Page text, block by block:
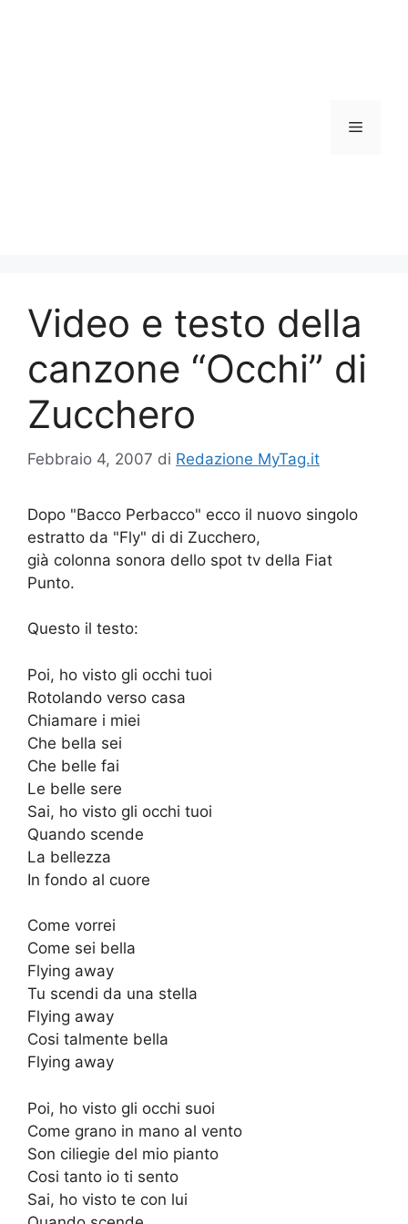
Menu
Video e testo della
canzone “Occhi” di
Zucchero
Febbraio 4, 2007 di Redazione MyTag.it
Dopo "Bacco Perbacco" ecco il nuovo singolo
estratto da "Fly" di di Zucchero,
già colonna sonora dello spot tv della Fiat
Punto.
Questo il testo:
Poi, ho visto gli occhi tuoi
Rotolando verso casa
Chiamare i miei
Che bella sei
Che belle fai
Le belle sere
Sai, ho visto gli occhi tuoi
Quando scende
La bellezza
In fondo al cuore
Come vorrei
Come sei bella
Flying away
Tu scendi da una stella
Flying away
Cosi talmente bella
Flying away
Poi, ho visto gli occhi suoi
Come grano in mano al vento
Son ciliegie del mio pianto
Cosi tanto io ti sento
Sai, ho visto te con lui